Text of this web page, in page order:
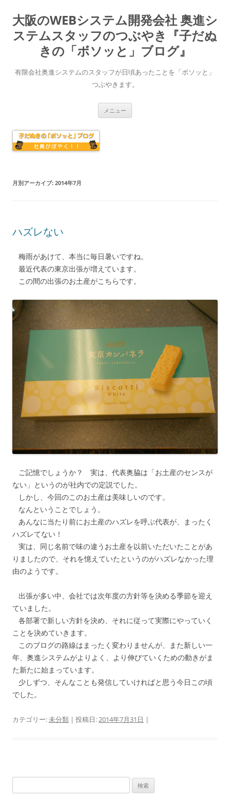
大阪のWEBシステム開発会社 奥進シ
ステムスタッフのつぶやき『子だぬ
きの「ボソッと」ブログ』
有限会社奥進システムのスタッフが日頃あったことを「ボソッと」
つぶやきます。
メニュー
月別アーカイブ: 2014年7月
ハズレない
梅雨があけて、本当に毎日暑いですね。
最近代表の東京出張が増えています。
この間の出張のお土産がこちらです。
ご記憶でしょうか？ 実は、代表奥脇は「お土産のセンスが
ない」というのが社内での定説でした。
しかし、今回のこのお土産は美味しいのです。
なんということでしょう。
あんなに当たり前にお土産のハズレを呼ぶ代表が、まったく
ハズレてない！
実は、同じ名前で味の違うお土産を以前いただいたことがあ
りましたので、それを憶えていたというのがハズレなかった理
由のようです。
出張が多い中、会社では次年度の方針等を決める季節を迎え
ていました。
各部署で新しい方針を決め、それに従って実際にやっていく
ことを決めていきます。
このブログの路線はまったく変わりませんが、また新しい一
年、奥進システムがよりよく、より伸びていくための動きがま
た新たに始まっています。
少しずつ、そんなことも発信していければと思う今日この頃
でした。
カテゴリー:未分類 | 投稿日:2014年7月31日 |
索: